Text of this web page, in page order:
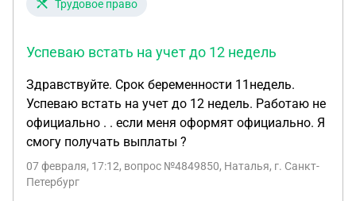
Трудовое право
Успеваю встать на учет до 12 недель
Здравствуйте. Срок беременности 11недель.
Успеваю встать на учет до 12 недель. Работаю не
официально . . если меня оформят официально. Я
смогу получать выплаты ?
07 февраля, 17:12, вопрос №4849850, Наталья, г. Санкт-
Петербург